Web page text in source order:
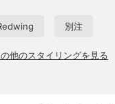
別注
他のスタイリングを見る